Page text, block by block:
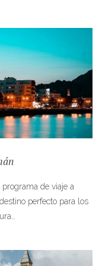
de viaje a
perfecto para los